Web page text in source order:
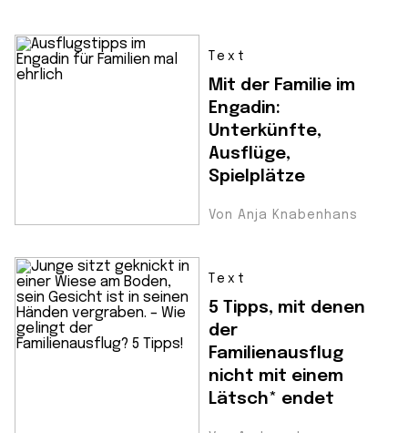
Text
Mit der Familie im
Engadin:
Unterkünfte,
Ausflüge,
Spielplätze
Von Anja Knabenhans
Text
5 Tipps, mit denen
der
Familienausflug
nicht mit einem
Lätsch* endet